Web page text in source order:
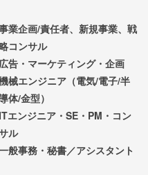
業企画/責任者、新規事業、戦
コンサル
広告・マーケティング・企画
械エンジニア（電気/電子/半
体/金型）
ITエンジニア・SE・PM・コン
ル
般事務・秘書／アシスタント